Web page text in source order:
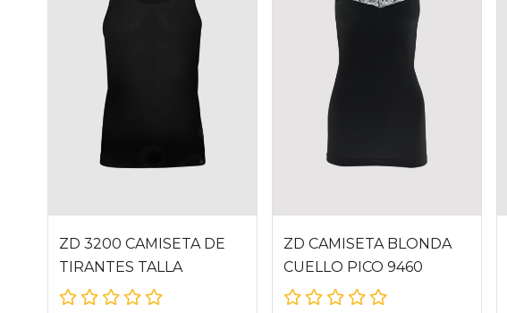
ZD 3200 CAMISETA DE
TIRANTES TALLA
GRANDE
ZD CAMISETA BLONDA
CUELLO PICO 9460